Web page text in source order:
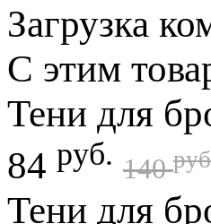
Загрузка
С этим
Тени для
84 руб. 140
Тени для